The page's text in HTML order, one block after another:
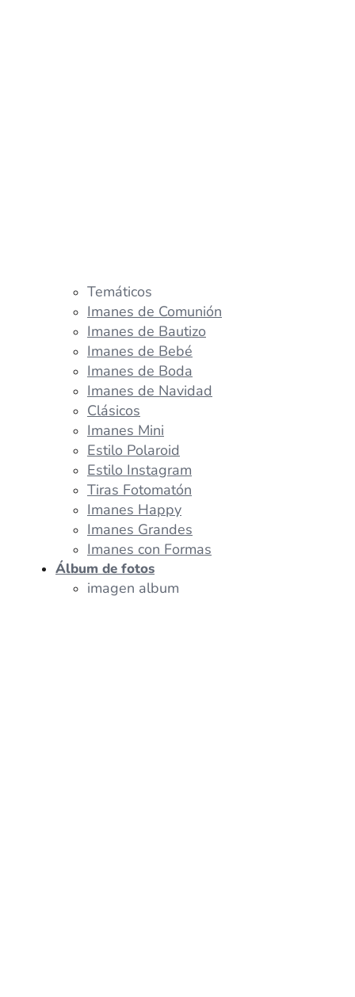
Temáticos
Imanes de Comunión
Imanes de Bautizo
Imanes de Bebé
Imanes de Boda
Imanes de Navidad
Clásicos
Imanes Mini
Estilo Polaroid
Estilo Instagram
Tiras Fotomatón
Imanes Happy
Imanes Grandes
Imanes con Formas
Álbum de fotos
imagen album